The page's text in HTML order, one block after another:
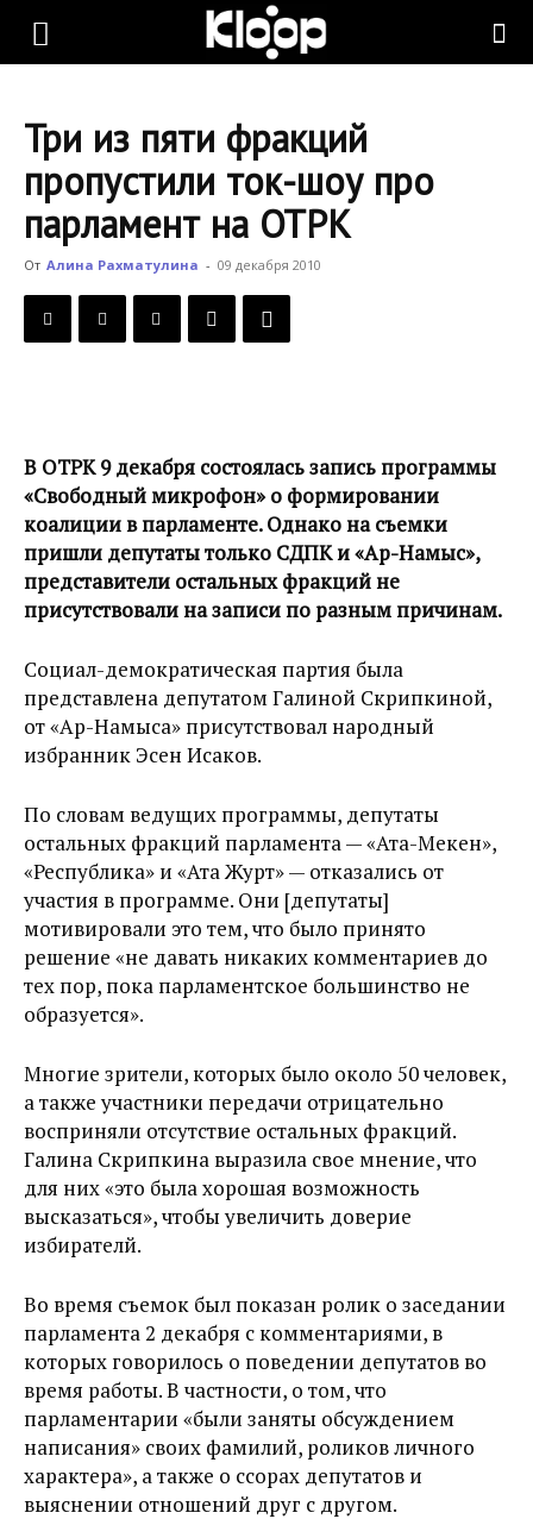
KLOOP.KG
Новости
Кыргызстана
Три из пяти фракций
пропустили ток-шоу про
парламент на ОТРК
От Алина Рахматулина - 09 декабря 2010
В ОТРК 9 декабря состоялась запись программы
«Свободный микрофон» о формировании
коалиции в парламенте. Однако на съемки
пришли депутаты только СДПК и «Ар-Намыс»,
представители остальных фракций не
присутствовали на записи по разным причинам.
Социал-демократическая партия была
представлена депутатом Галиной Скрипкиной,
от «Ар-Намыса» присутствовал народный
избранник Эсен Исаков.
По словам ведущих программы, депутаты
остальных фракций парламента — «Ата-Мекен»,
«Республика» и «Ата Журт» — отказались от
участия в программе. Они [депутаты]
мотивировали это тем, что было принято
решение «не давать никаких комментариев до
тех пор, пока парламентское большинство не
образуется».
Многие зрители, которых было около 50 человек,
а также участники передачи отрицательно
восприняли отсутствие остальных фракций.
Галина Скрипкина выразила свое мнение, что
для них «это была хорошая возможность
высказаться», чтобы увеличить доверие
избирателй.
Во время съемок был показан ролик о заседании
парламента 2 декабря с комментариями, в
которых говорилось о поведении депутатов во
время работы. В частности, о том, что
парламентарии «были заняты обсуждением
написания» своих фамилий, роликов личного
характера», а также о ссорах депутатов и
выяснении отношений друг с другом.